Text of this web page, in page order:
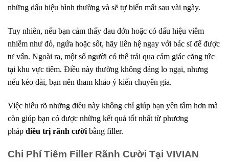
những dấu hiệu bình thường và sẽ tự biến mất sau vài ngày.
Tuy nhiên, nếu bạn cảm thấy đau đớn hoặc có dấu hiệu viêm
nhiễm như đỏ, ngứa hoặc sốt, hãy liên hệ ngay với bác sĩ để được
tư vấn. Ngoài ra, một số người có thể trải qua cảm giác căng tức
tại khu vực tiêm. Điều này thường không đáng lo ngại, nhưng
nếu kéo dài, bạn nên tham khảo ý kiến chuyên gia.
Việc hiểu rõ những điều này không chỉ giúp bạn yên tâm hơn mà
còn giúp bạn có được những kết quả tốt nhất từ phương
pháp điều trị rãnh cười bằng filler.
Chi Phí Tiêm Filler Rãnh Cười Tại VIVIAN